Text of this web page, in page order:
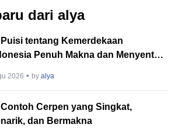
dari alya
Puisi tentang Kemerdekaan
Penuh Makna dan Menyentuh
2026 byalya
Contoh Cerpen yang Singkat,
dan Bermakna